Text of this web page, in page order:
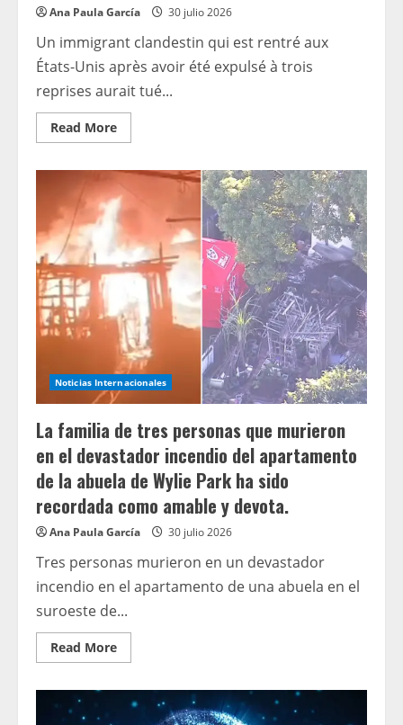
Ana Paula García 30 julio 2026
Un immigrant clandestin qui est rentré aux
États-Unis après avoir été expulsé à trois
reprises aurait tué...
Read MoreRead
more
sans
vergogne
qui
est
rentré
aux
États-
Unis
malgré
expulsion
TROIS
fois,
aurait
tué
une
adorable
fillette
de
ans
qui
voulait
juste
devenir
ballerine
Noticias Internacionales
La familia de tres personas que murieron
en el devastador incendio del apartamento
de la abuela de Wylie Park ha sido
recordada como amable y devota.
Ana Paula García 30 julio 2026
Tres personas murieron en un devastador
incendio en el apartamento de una abuela en el
suroeste de...
Read MoreRead
more
familia
de